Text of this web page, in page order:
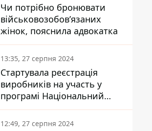
Чи потрібно бронювати
військовозобов’язаних
жінок, пояснила адвокатка
13:35, 27 серпня 2024
Стартувала реєстрація
виробників на участь у
програмі Національний
кешбек: як це зробити
через портал Дія
12:49, 27 серпня 2024